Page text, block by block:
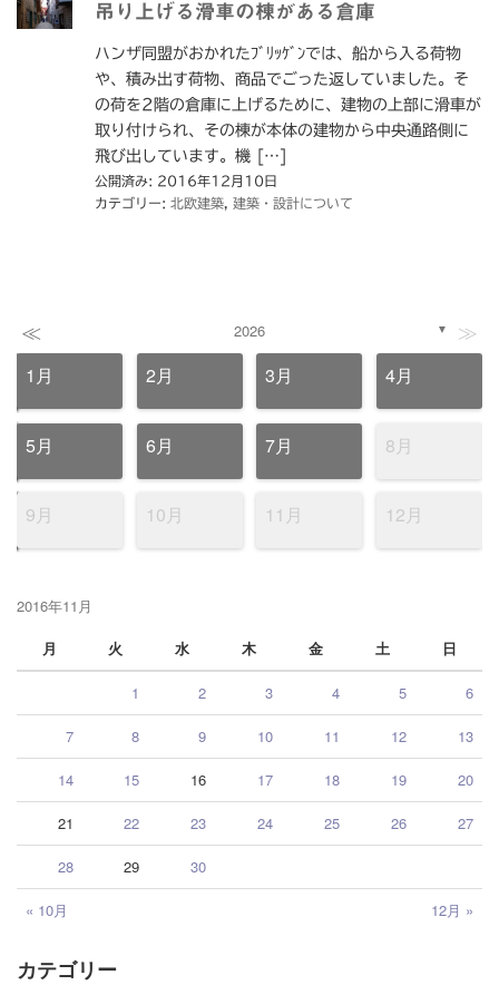
吊り上げる滑車の棟がある倉庫
ハンザ同盟がおかれたﾌﾞﾘｯｹﾞﾝでは、船から入る荷物
や、積み出す荷物、商品でごった返していました。そ
の荷を2階の倉庫に上げるために、建物の上部に滑車が
取り付けられ、その棟が本体の建物から中央通路側に
飛び出しています。機 […]
公開済み: 2016年12月10日
カテゴリー: 北欧建築 建築・設計について
≪ 2026 ▼ ≫
1月 2月 3月 4月
5月 6月 7月 8月
9月 10月 11月 12月
2016年11月
月
火 水 木 金 土 日
« 10月 12月 »
1 2 3 4 5 6
7 8 9 10 11 12 13
14 15 16 17 18 19 20
21 22 23 24 25 26 27
28 29 30
カテゴリー